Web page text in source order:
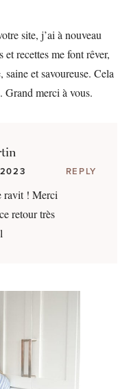
site, j’ai à nouveau
recettes me font rêver,
et savoureuse. Cela
Grand merci à vous.
REPLY
ravit ! Merci
retour très